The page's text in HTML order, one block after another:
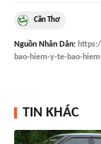
Cần Thơ
Nguồn Nhân Dân:
bao-hiem-y-te-bao-
TIN KHÁC